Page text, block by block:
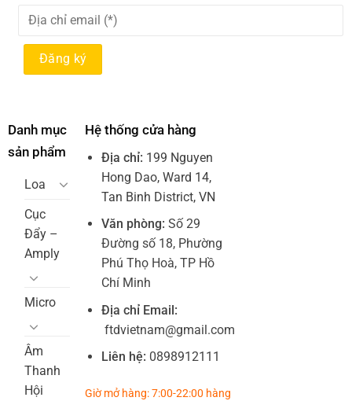
Danh mục
sản phẩm
Loa
Cục
Đẩy –
Amply
Micro
Âm
Thanh
Hội
Hệ thống cửa hàng
Địa chỉ: 199 Nguyen
Hong Dao, Ward 14,
Tan Binh District, VN
Văn phòng: Số 29
Đường số 18, Phường
Phú Thọ Hoà, TP Hồ
Chí Minh
Địa chỉ Email:
ftdvietnam@gmail.com
Liên hệ: 0898912111
Giờ mở hàng: 7:00-22:00 hàng